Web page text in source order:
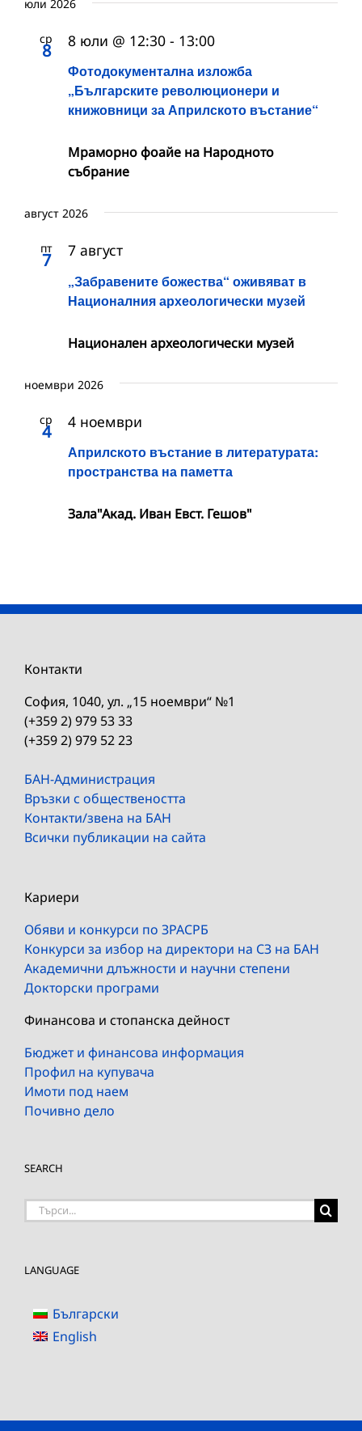
юли 2026
ср
8
Фотодокументална изложба
„Българските революционери и
книжовници за Априлското въстание“
8 юли @ 12:30 - 13:00
Мраморно фоайе на Народното
събрание
август 2026
пт
7
„Забравените божества“ оживяват в
Националния археологически музей
7 август
Национален археологически музей
ноември 2026
ср
4
Априлското въстание в литературата:
пространства на паметта
4 ноември
Зала"Акад. Иван Евст. Гешов"
Контакти
София, 1040, ул. „15 ноември“ №1
(+359 2) 979 53 33
(+359 2) 979 52 23
БАН-Администрация
Връзки с обществеността
Контакти/звена на БАН
Всички публикации на сайта
Кариери
Обяви и конкурси по ЗРАСРБ
Конкурси за избор на директори на СЗ на БАН
Академични длъжности и научни степени
Докторски програми
Финансова и стопанска дейност
Бюджет и финансова информация
Профил на купувача
Имоти под наем
Почивно дело
SEARCH
Търсене
LANGUAGE
Български
English